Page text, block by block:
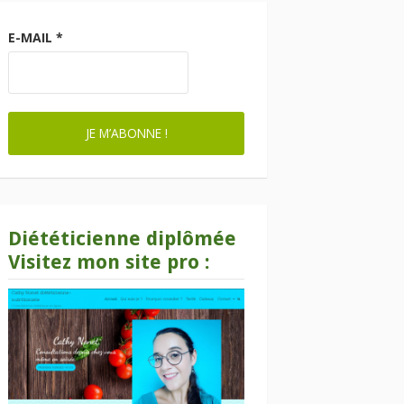
E-MAIL *
Diététicienne diplômée
Visitez mon site pro :